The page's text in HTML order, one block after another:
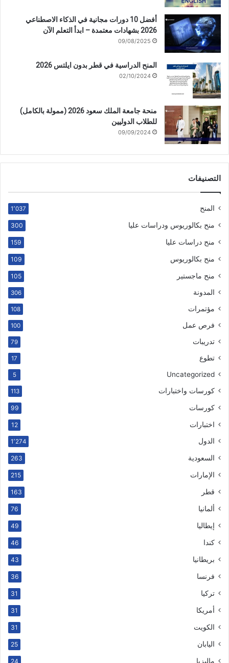
أفضل 10 دورات مجانية في الذكاء الاصطناعي
2026 بشهادات معتمدة – ابدأ التعلم الآن
09/08/2025
المنح الدراسية في قطر بدون ايلتس 2026
02/10/2024
منحة جامعة الملك سعود 2026 (ممولة بالكامل)
للطلاب الدوليين
09/09/2024
التصنيفات
المنح 1٬037
منح بكالوريوس ودراسات عليا 300
منح دراسات عليا 159
منح بكالوريوس 109
منح ماجستير 105
المدونة 306
مؤتمرات 108
فرص عمل 100
تدريبات 79
تطوع 17
Uncategorized
5
كورسات واختبارات 113
كورسات 99
اختبارات 12
الدول 1٬274
السعودية 263
الإمارات 215
قطر 163
ألمانيا 76
إيطاليا 49
كندا 46
بريطانيا 43
فرنسا 36
تركيا 31
أمريكا 31
الكويت 31
اليابان 25
ماليزيا 24